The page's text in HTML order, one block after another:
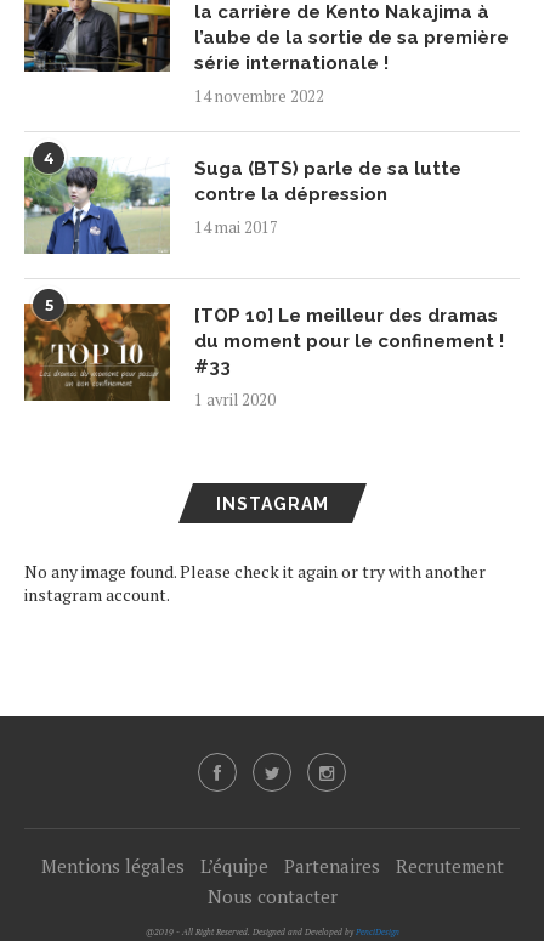
la carrière de Kento Nakajima à
l’aube de la sortie de sa première
série internationale !
14 novembre 2022
4
Suga (BTS) parle de sa lutte
contre la dépression
14 mai 2017
5
[TOP 10] Le meilleur des dramas
du moment pour le confinement !
#33
1 avril 2020
INSTAGRAM
No any image found. Please check it again or try with another
instagram account.
Mentions légales L’équipe Partenaires
Recrutement
Nous contacter
@2019 - All Right Reserved. Designed and Developed by PenciDesign